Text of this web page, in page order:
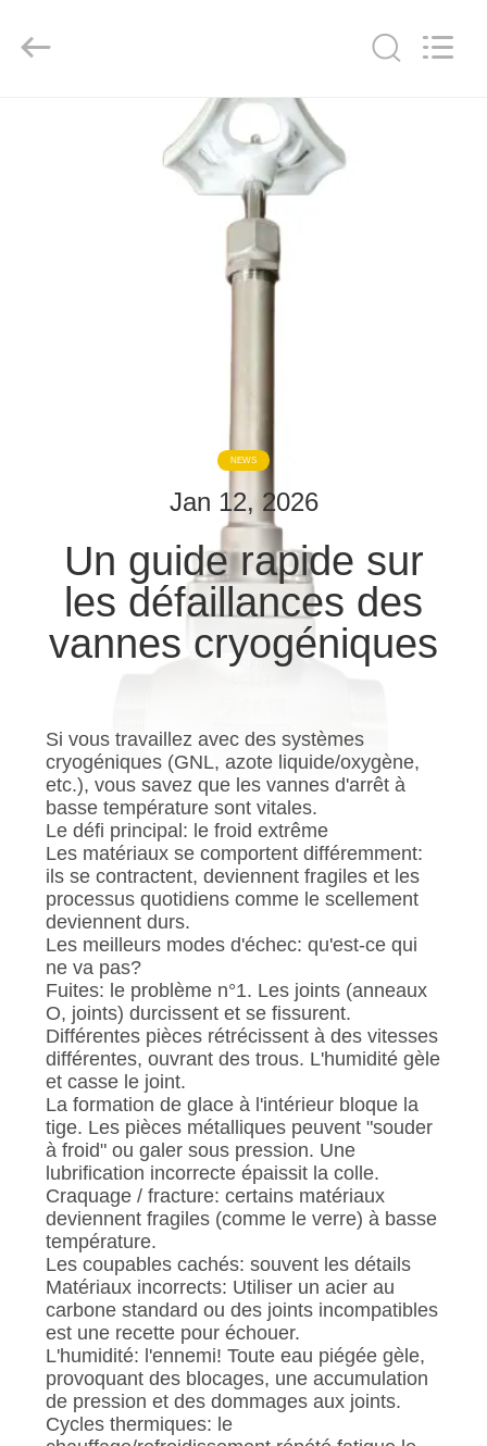
CONTRÔLE
CONTACTEZ-
NOUS
NOUVELLES
CAS
DEMANDEZ
UNE
CITATION
PLAN
SITE
POLITIQUE
CONFIDENTIALITÉ
Co.,Ltd.
NEWS
Jan 12, 2026
Un guide rapide sur
les défaillances des
vannes cryogéniques
Si vous travaillez avec des systèmes
cryogéniques (GNL, azote liquide/oxygène,
etc.), vous savez que les vannes d'arrêt à
basse température sont vitales.
Le défi principal: le froid extrême
Les matériaux se comportent différemment:
ils se contractent, deviennent fragiles et les
processus quotidiens comme le scellement
deviennent durs.
Les meilleurs modes d'échec: qu'est-ce qui
ne va pas?
Fuites: le problème n°1. Les joints (anneaux
O, joints) durcissent et se fissurent.
Différentes pièces rétrécissent à des vitesses
différentes, ouvrant des trous. L'humidité gèle
et casse le joint.
La formation de glace à l'intérieur bloque la
tige. Les pièces métalliques peuvent "souder
à froid" ou galer sous pression. Une
lubrification incorrecte épaissit la colle.
Craquage / fracture: certains matériaux
deviennent fragiles (comme le verre) à basse
température.
Les coupables cachés: souvent les détails
Matériaux incorrects: Utiliser un acier au
carbone standard ou des joints incompatibles
est une recette pour échouer.
L'humidité: l'ennemi! Toute eau piégée gèle,
provoquant des blocages, une accumulation
de pression et des dommages aux joints.
Cycles thermiques: le